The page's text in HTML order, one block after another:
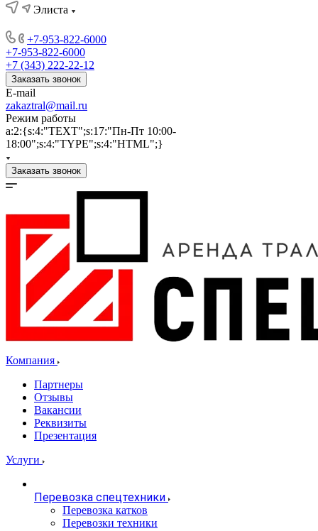
Элиста
+7-953-822-6000
+7-953-822-6000
+7 (343) 222-22-12
Заказать звонок
E-mail
zakaztral@mail.ru
Режим работы
a:2:{s:4:"TEXT";s:17:"Пн-Пт 10:00-
18:00";s:4:"TYPE";s:4:"HTML";}
Заказать звонок
Компания
Партнеры
Отзывы
Вакансии
Реквизиты
Презентация
Услуги
Перевозка спецтехники
Перевозка катков
Перевозки техники